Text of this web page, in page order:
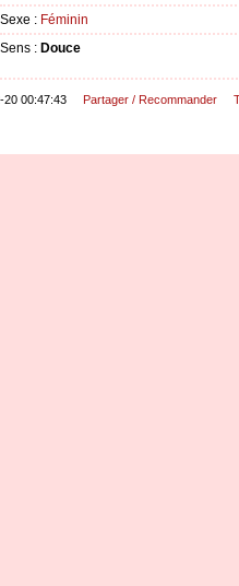
Sexe : Féminin
Sens : Douce
20 00:47:43 Partager / Recommander